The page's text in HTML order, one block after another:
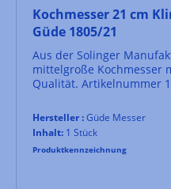
Kochmesser 21 cm
Güde 1805/21
Aus der Solinger
mittelgroße Kochmesser
Qualität. Artikelnummer
Hersteller :Güde Messer
Inhalt: 1 Stück
Produktkennzeichnung